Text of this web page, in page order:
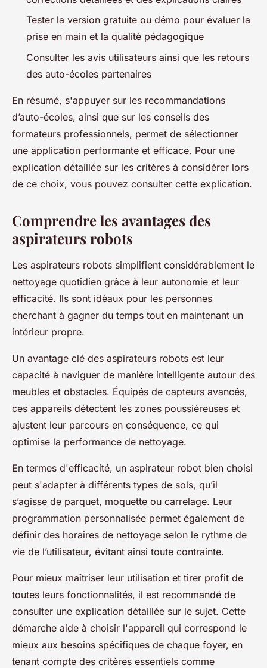
Tester la version gratuite ou démo pour évaluer la
prise en main et la qualité pédagogique
Consulter les avis utilisateurs ainsi que les retours
des auto-écoles partenaires
En résumé, s'appuyer sur les recommandations
d’auto-écoles, ainsi que sur les conseils des
formateurs professionnels, permet de sélectionner
une application performante et efficace. Pour une
explication détaillée sur les critères à considérer lors
de ce choix, vous pouvez consulter cette explication.
Comprendre les avantages des
aspirateurs robots
Les aspirateurs robots simplifient considérablement le
nettoyage quotidien grâce à leur autonomie et leur
efficacité. Ils sont idéaux pour les personnes
cherchant à gagner du temps tout en maintenant un
intérieur propre.
Un avantage clé des aspirateurs robots est leur
capacité à naviguer de manière intelligente autour des
meubles et obstacles. Équipés de capteurs avancés,
ces appareils détectent les zones poussiéreuses et
ajustent leur parcours en conséquence, ce qui
optimise la performance de nettoyage.
En termes d'efficacité, un aspirateur robot bien choisi
peut s'adapter à différents types de sols, qu’il
s’agisse de parquet, moquette ou carrelage. Leur
programmation personnalisée permet également de
définir des horaires de nettoyage selon le rythme de
vie de l’utilisateur, évitant ainsi toute contrainte.
Pour mieux maîtriser leur utilisation et tirer profit de
toutes leurs fonctionnalités, il est recommandé de
consulter une explication détaillée sur le sujet. Cette
démarche aide à choisir l'appareil qui correspond le
mieux aux besoins spécifiques de chaque foyer, en
tenant compte des critères essentiels comme